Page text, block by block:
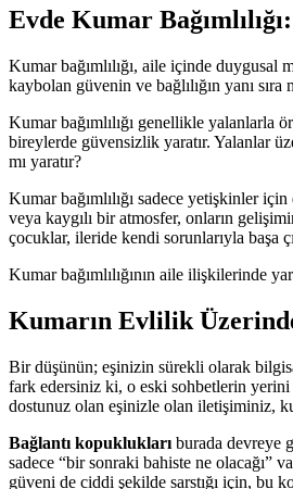
Evde Kumar
Kumar bağımlılığı, aile içinde duygusal
kaybolan güvenin ve bağlılığın yanı
Kumar bağımlılığı genellikle yalanlarla
bireylerde güvensizlik yaratır. Yalanlar
mı yaratır?
Kumar bağımlılığı sadece yetişkinler
veya kaygılı bir atmosfer, onların
çocuklar, ileride kendi sorunlarıyla başa
Kumar bağımlılığının aile ilişkilerinde
Kumarın Evlilik
Bir düşünün; eşinizin sürekli olarak
fark edersiniz ki, o eski sohbetlerin yerini
dostunuz olan eşinizle olan iletişiminiz,
Bağlantı kopuklukları burada devreye
sadece “bir sonraki bahiste ne olacağı”
güveni de ciddi şekilde sarstığı için, bu